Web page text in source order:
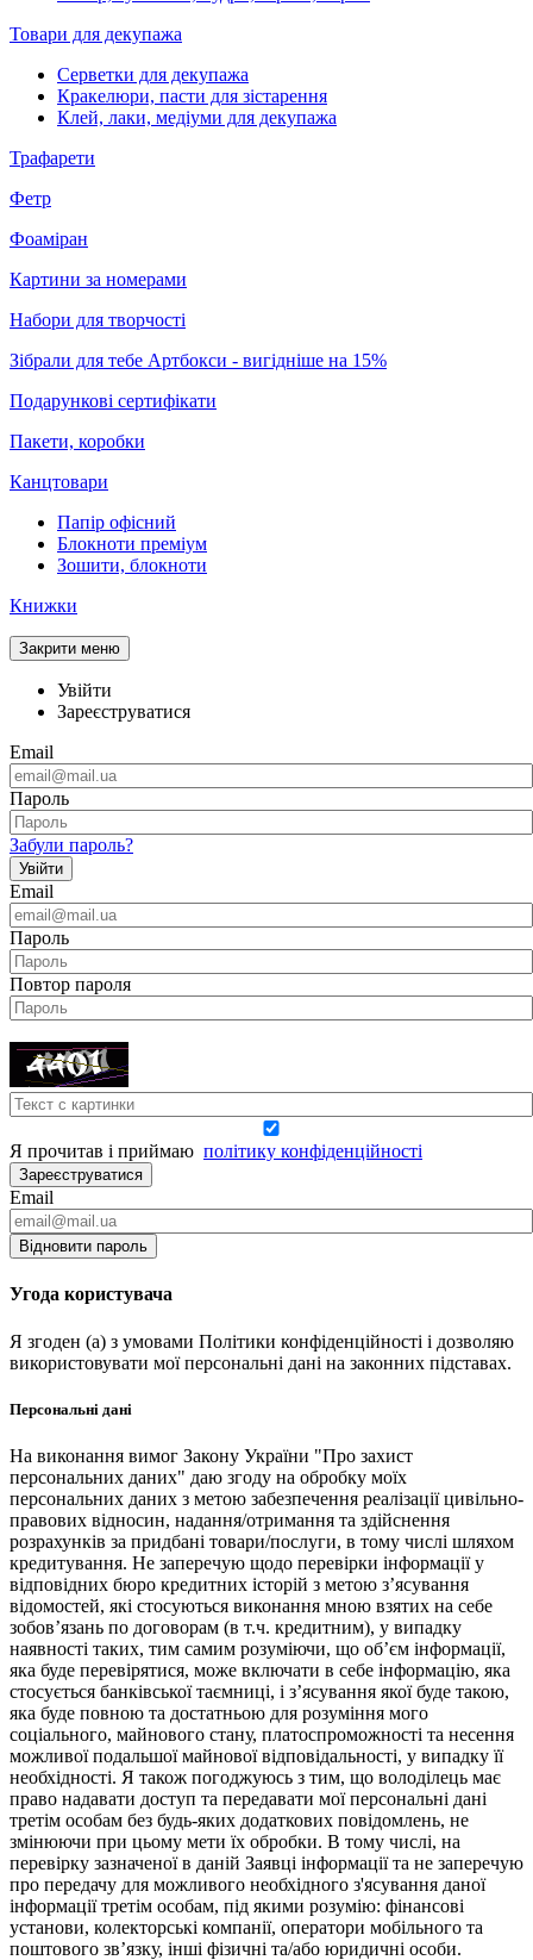
Товари для декупажа
Серветки для декупажа
Кракелюри, пасти для зістарення
Клей, лаки, медіуми для декупажа
Трафарети
Фетр
Фоаміран
Картини за номерами
Набори для творчості
Зібрали для тебе Артбокси - вигідніше на 15%
Подарункові сертифікати
Пакети, коробки
Канцтовари
Папір офісний
Блокноти преміум
Зошити, блокноти
Книжки
Закрити меню
Увійти
Зареєструватися
Email
Пароль
Забули пароль?
Увійти
Email
Пароль
Повтор пароля
Я прочитав і приймаю політику конфіденційності
Зареєструватися
Email
Відновити пароль
Угода користувача
Я згоден (а) з умовами Політики конфіденційності і дозволяю
використовувати мої персональні дані на законних підставах.
Персональні дані
На виконання вимог Закону України "Про захист
персональних даних" даю згоду на обробку моїх
персональних даних з метою забезпечення реалізації цивільно-
правових відносин, надання/отримання та здійснення
розрахунків за придбані товари/послуги, в тому числі шляхом
кредитування. Не заперечую щодо перевірки інформації у
відповідних бюро кредитних історій з метою з’ясування
відомостей, які стосуються виконання мною взятих на себе
зобов’язань по договорам (в т.ч. кредитним), у випадку
наявності таких, тим самим розуміючи, що об’єм інформації,
яка буде перевірятися, може включати в себе інформацію, яка
стосується банківської таємниці, і з’ясування якої буде такою,
яка буде повною та достатньою для розуміння мого
соціального, майнового стану, платоспроможності та несення
можливої подальшої майнової відповідальності, у випадку її
необхідності. Я також погоджуюсь з тим, що володілець має
право надавати доступ та передавати мої персональні дані
третім особам без будь-яких додаткових повідомлень, не
змінюючи при цьому мети їх обробки. В тому числі, на
перевірку зазначеної в даній Заявці інформації та не заперечую
про передачу для можливого необхідного з'ясування даної
інформації третім особам, під якими розумію: фінансові
установи, колекторські компанії, оператори мобільного та
поштового зв’язку, інші фізичні та/або юридичні особи.